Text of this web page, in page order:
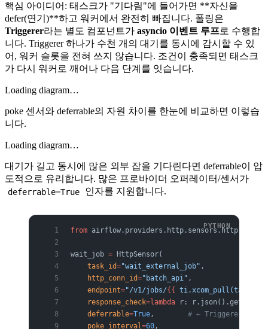
핵심 아이디어: 태스크가 "기다림"에 들어가면 **자신을
defer(연기)**하고 워커에서 완전히 빠집니다. 폴링은
Triggerer라는 별도 컴포넌트가 asyncio 이벤트 루프로 수행합
니다. Triggerer 하나가 수천 개의 대기를 동시에 감시할 수 있
어, 워커 슬롯을 전혀 쓰지 않습니다. 조건이 충족되면 태스크
가 다시 워커로 깨어나 다음 단계를 잇습니다.
Loading diagram…
poke 센서와 deferrable의 자원 차이를 한눈에 비교하면 이렇습
니다.
Loading diagram…
대기가 길고 동시에 많은 외부 잡을 기다린다면 deferrable이 압
도적으로 유리합니다. 많은 프로바이더 오퍼레이터/센서가
deferrable=True 인자를 지원합니다.
from airflow.providers.http.sensors.http
wait_job = HttpSensor(
    task_id
="wait_external_job" ,
    http_conn_id
="batch_api" ,
    endpoint
="/v1/jobs/{{
    response_check
=lambda r: r.json().get(
    deferrable
=True, # ← Triggerer로 비
    poke_interval
=60,